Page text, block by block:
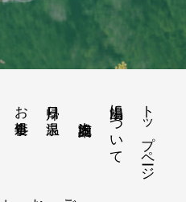
トップページ
山鳩湯について
日帰り温泉
お食事処
ご予約